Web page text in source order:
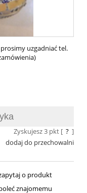
uzgadniać tel.
Zyskujesz3pkt [ ? ]
dodaj do przechowalni
o produkt
znajomemu